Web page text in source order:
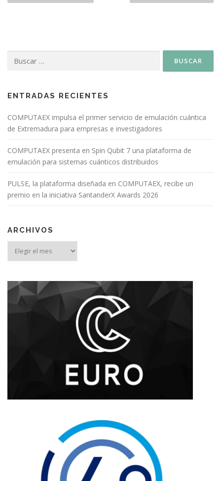
ENTRADAS RECIENTES
COMPUTAEX impulsa el primer servicio de emulación cuántica
de Extremadura para empresas e investigadores
COMPUTAEX presenta en Spin Qubit 7 una plataforma de
emulación para sistemas cuánticos distribuidos
PULSE, la plataforma diseñada en COMPUTAEX, recibe un
premio en la iniciativa SantanderX Awards 2026
ARCHIVOS